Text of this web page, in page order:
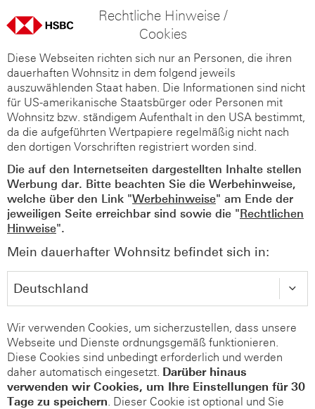
Rechtliche Hinweise /
Cookies
Diese Webseiten richten sich nur an Personen, die ihren
dauerhaften Wohnsitz in dem folgend jeweils
auszuwählenden Staat haben. Die Informationen sind nicht
für US-amerikanische Staatsbürger oder Personen mit
Wohnsitz bzw. ständigem Aufenthalt in den USA bestimmt,
da die aufgeführten Wertpapiere regelmäßig nicht nach
den dortigen Vorschriften registriert worden sind.
Die auf den Internetseiten dargestellten Inhalte stellen
Werbung dar. Bitte beachten Sie die Werbehinweise,
welche über den Link "Werbehinweise" am Ende der
jeweiligen Seite erreichbar sind sowie die "Rechtlichen
Hinweise".
Mein dauerhafter Wohnsitz befindet sich in:
Wir verwenden Cookies, um sicherzustellen, dass unsere
Webseite und Dienste ordnungsgemäß funktionieren.
Diese Cookies sind unbedingt erforderlich und werden
daher automatisch eingesetzt. Darüber hinaus
verwenden wir Cookies, um Ihre Einstellungen für 30
Tage zu speichern. Dieser Cookie ist optional und Sie